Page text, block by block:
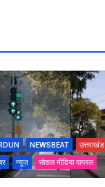
NEWSBEAT उत्तराखंड
न्यूज़ सोशल मीडिया वायरल